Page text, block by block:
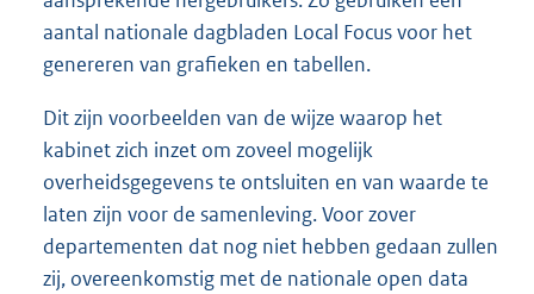
aantal nationale dagbladen Local Focus voor het
genereren van grafieken en tabellen.
Dit zijn voorbeelden van de wijze waarop het
kabinet zich inzet om zoveel mogelijk
overheidsgegevens te ontsluiten en van waarde te
laten zijn voor de samenleving. Voor zover
departementen dat nog niet hebben gedaan zullen
zij, overeenkomstig met de nationale open data